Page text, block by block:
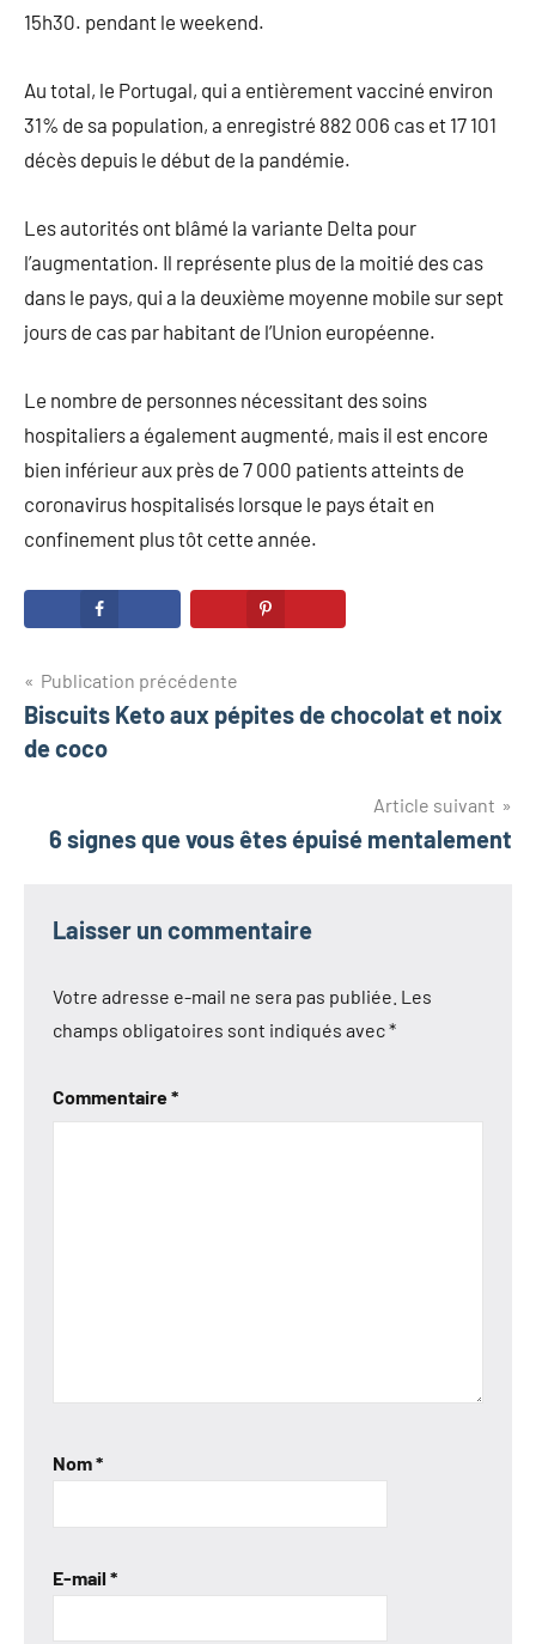
15h30. pendant le weekend.
Au total, le Portugal, qui a entièrement vacciné environ
31% de sa population, a enregistré 882 006 cas et 17 101
décès depuis le début de la pandémie.
Les autorités ont blâmé la variante Delta pour
l’augmentation. Il représente plus de la moitié des cas
dans le pays, qui a la deuxième moyenne mobile sur sept
jours de cas par habitant de l’Union européenne.
Le nombre de personnes nécessitant des soins
hospitaliers a également augmenté, mais il est encore
bien inférieur aux près de 7 000 patients atteints de
coronavirus hospitalisés lorsque le pays était en
confinement plus tôt cette année.
Navigation
de
Publication précédente
Biscuits Keto aux pépites de chocolat et noix
de coco
Article suivant
6 signes que vous êtes épuisé mentalement
Laisser un commentaire
Votre adresse e-mail ne sera pas publiée. Les
champs obligatoires sont indiqués avec*
Commentaire*
Nom*
E-mail *